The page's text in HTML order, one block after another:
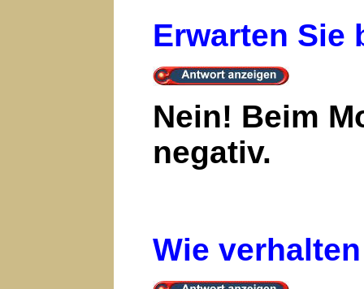
Erwarten Sie
Nein! Beim
negativ.
Wie